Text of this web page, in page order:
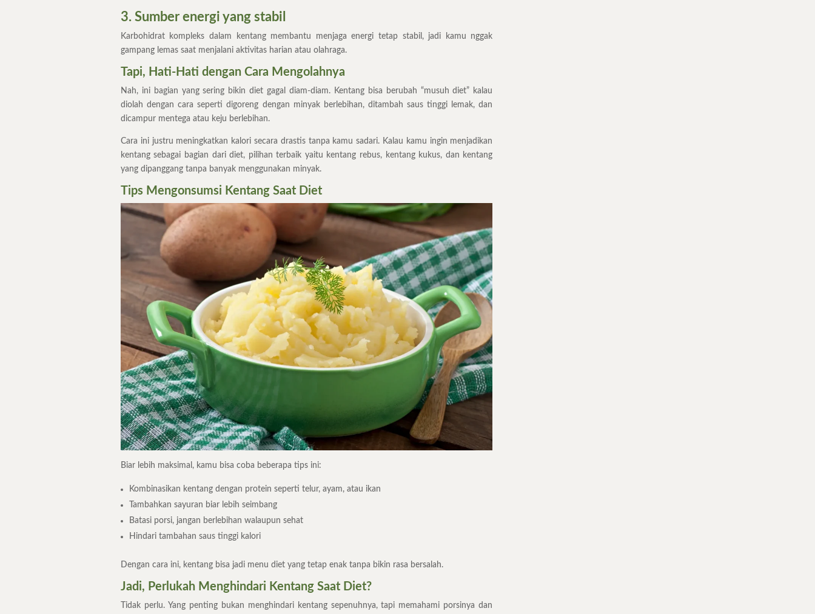
3. Sumber energi yang stabil
Karbohidrat kompleks dalam kentang membantu menjaga energi tetap stabil, jadi kamu nggak
gampang lemas saat menjalani aktivitas harian atau olahraga.
Tapi, Hati-Hati dengan Cara Mengolahnya
Nah, ini bagian yang sering bikin diet gagal diam-diam. Kentang bisa berubah “musuh diet” kalau
diolah dengan cara seperti digoreng dengan minyak berlebihan, ditambah saus tinggi lemak, dan
dicampur mentega atau keju berlebihan.
Cara ini justru meningkatkan kalori secara drastis tanpa kamu sadari. Kalau kamu ingin menjadikan
kentang sebagai bagian dari diet, pilihan terbaik yaitu kentang rebus, kentang kukus, dan kentang
yang dipanggang tanpa banyak menggunakan minyak.
Tips Mengonsumsi Kentang Saat Diet
Biar lebih maksimal, kamu bisa coba beberapa tips ini:
Kombinasikan kentang dengan protein seperti telur, ayam, atau ikan
Tambahkan sayuran biar lebih seimbang
Batasi porsi, jangan berlebihan walaupun sehat
Hindari tambahan saus tinggi kalori
Dengan cara ini, kentang bisa jadi menu diet yang tetap enak tanpa bikin rasa bersalah.
Jadi, Perlukah Menghindari Kentang Saat Diet?
Tidak perlu. Yang penting bukan menghindari kentang sepenuhnya, tapi memahami porsinya dan